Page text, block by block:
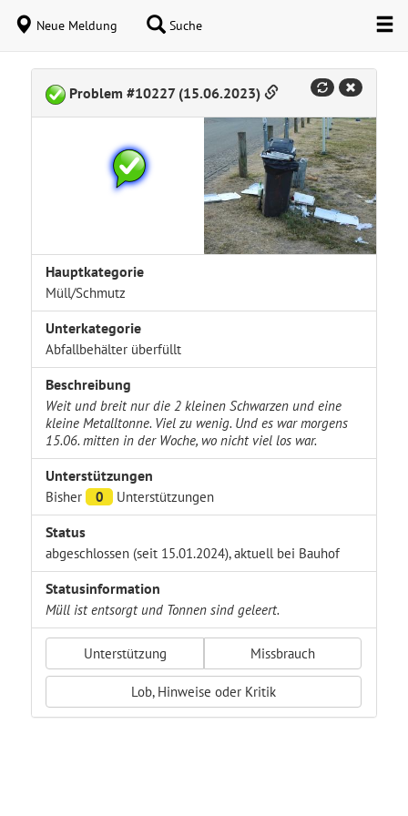
Neue Meldung Suche
Problem #10227 (15.06.2023)
Hauptkategorie
Müll/Schmutz
Unterkategorie
Abfallbehälter überfüllt
Beschreibung
Weit und breit nur die 2 kleinen Schwarzen und eine
kleine Metalltonne. Viel zu wenig. Und es war morgens
15.06. mitten in der Woche, wo nicht viel los war.
Unterstützungen
Bisher 0 Unterstützungen
Status
abgeschlossen (seit 15.01.2024), aktuell bei Bauhof
Statusinformation
Müll ist entsorgt und Tonnen sind geleert.
Unterstützung Missbrauch
Lob, Hinweise oder Kritik